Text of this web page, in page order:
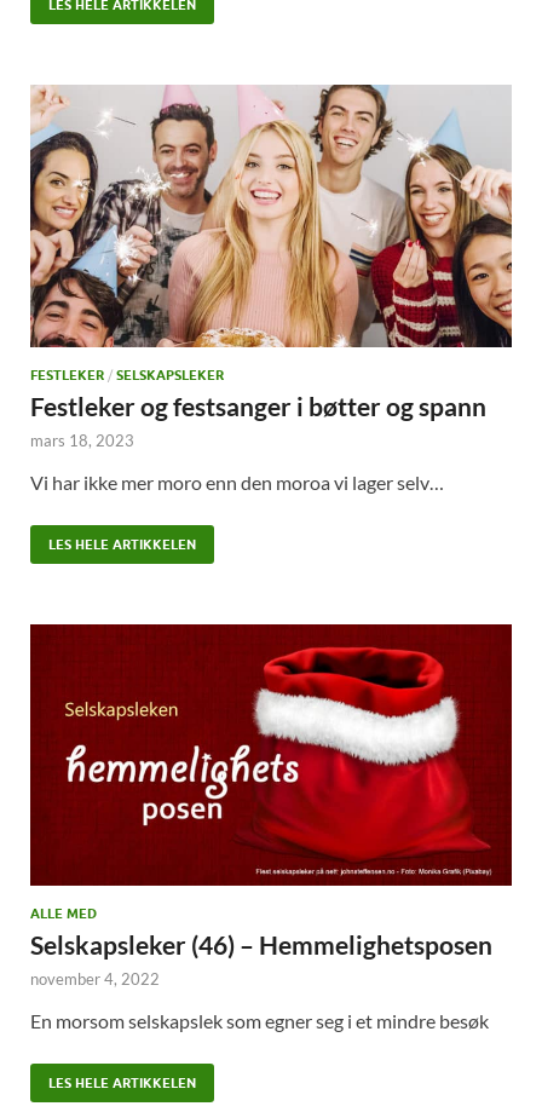
LES HELE ARTIKKELEN
FESTLEKER / SELSKAPSLEKER
Festleker og festsanger i bøtter og spann
mars 18, 2023
Vi har ikke mer moro enn den moroa vi lager selv…
LES HELE ARTIKKELEN
ALLE MED
Selskapsleker (46) – Hemmelighetsposen
november 4, 2022
En morsom selskapslek som egner seg i et mindre besøk
LES HELE ARTIKKELEN